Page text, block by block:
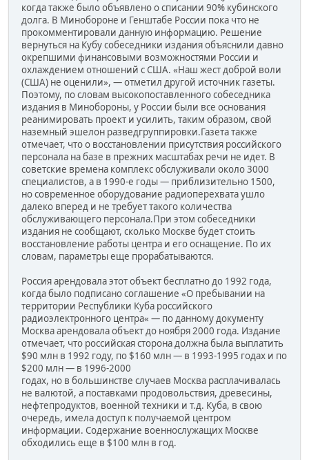
когда также было объявлено о списании 90% кубинского
долга. В Минобороне и Генштабе России пока что не
прокомментировали данную информацию. Решение
вернуться на Кубу собеседники издания объяснили давно
окрепшими финансовыми возможностями России и
охлаждением отношений с США. «Наш жест доброй воли
(США) не оценили», — отметил другой источник газеты.
Поэтому, по словам высокопоставленного собеседника
издания в Минобороны, у России были все основания
реанимировать проект и усилить, таким образом, свой
наземный эшелон разведгруппировки.Газета также
отмечает, что о восстановлении присутствия российского
персонала на базе в прежних масштабах речи не идет. В
советские времена комплекс обслуживали около 3000
специалистов, а в 1990-е годы — приблизительно 1500,
но современное оборудование радиоперехвата ушло
далеко вперед и не требует такого количества
обслуживающего персонала.При этом собеседники
издания не сообщают, сколько Москве будет стоить
восстановление работы центра и его оснащение. По их
словам, параметры еще прорабатываются.
Россия арендовала этот объект бесплатно до 1992 года,
когда было подписано соглашение «О пребывании на
территории Республики Куба российского
радиоэлектронного центра« — по данному документу
Москва арендовала объект до ноября 2000 года. Издание
отмечает, что российская сторона должна была выплатить
$90 млн в 1992 году, по $160 млн — в 1993-1995 годах и по
$200 млн — в 1996-2000
годах, но в большинстве случаев Москва расплачивалась
не валютой, а поставками продовольствия, древесины,
нефтепродуктов, военной техники и т.д. Куба, в свою
очередь, имела доступ к получаемой центром
информации. Содержание военнослужащих Москве
обходились еще в $100 млн в год.